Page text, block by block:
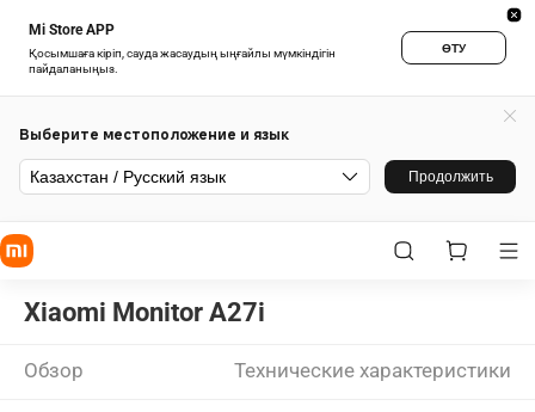
Mi Store APP
Қосымшаға кіріп, сауда жасаудың ыңғайлы мүмкіндігін
пайдаланыңыз.
ӨТУ
Выберите местоположение и язык
Казахстан / Русский язык Продолжить
Xiaomi Monitor A27i
Обзор Технические характеристики